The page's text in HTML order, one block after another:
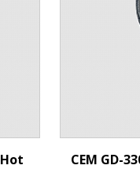
CEM GD-